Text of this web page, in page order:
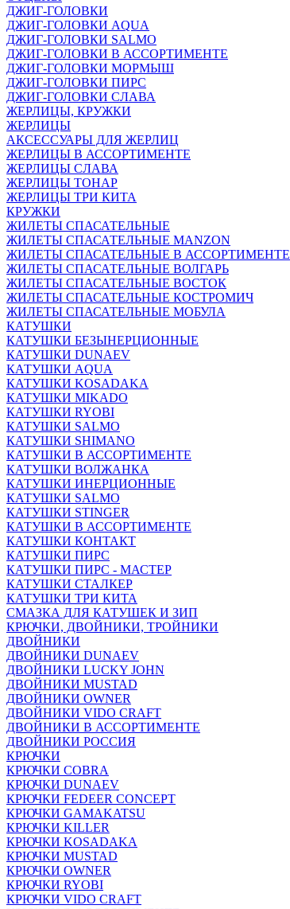
ДЖИГ-ГОЛОВКИ
ДЖИГ-ГОЛОВКИ AQUA
ДЖИГ-ГОЛОВКИ SALMO
ДЖИГ-ГОЛОВКИ В АССОРТИМЕНТЕ
ДЖИГ-ГОЛОВКИ МОРМЫШ
ДЖИГ-ГОЛОВКИ ПИРС
ДЖИГ-ГОЛОВКИ СЛАВА
ЖЕРЛИЦЫ, КРУЖКИ
ЖЕРЛИЦЫ
АКСЕССУАРЫ ДЛЯ ЖЕРЛИЦ
ЖЕРЛИЦЫ В АССОРТИМЕНТЕ
ЖЕРЛИЦЫ СЛАВА
ЖЕРЛИЦЫ ТОНАР
ЖЕРЛИЦЫ ТРИ КИТА
КРУЖКИ
ЖИЛЕТЫ СПАСАТЕЛЬНЫЕ
ЖИЛЕТЫ СПАСАТЕЛЬНЫЕ MANZON
ЖИЛЕТЫ СПАСАТЕЛЬНЫЕ В АССОРТИМЕНТЕ
ЖИЛЕТЫ СПАСАТЕЛЬНЫЕ ВОЛГАРЬ
ЖИЛЕТЫ СПАСАТЕЛЬНЫЕ ВОСТОК
ЖИЛЕТЫ СПАСАТЕЛЬНЫЕ КОСТРОМИЧ
ЖИЛЕТЫ СПАСАТЕЛЬНЫЕ МОБУЛА
КАТУШКИ
КАТУШКИ БЕЗЫНЕРЦИОННЫЕ
КАТУШКИ DUNAEV
КАТУШКИ AQUA
КАТУШКИ KOSADAKA
КАТУШКИ MIKADO
КАТУШКИ RYOBI
КАТУШКИ SALMO
КАТУШКИ SHIMANO
КАТУШКИ В АССОРТИМЕНТЕ
КАТУШКИ ВОЛЖАНКА
КАТУШКИ ИНЕРЦИОННЫЕ
КАТУШКИ SALMO
КАТУШКИ STINGER
КАТУШКИ В АССОРТИМЕНТЕ
КАТУШКИ КОНТАКТ
КАТУШКИ ПИРС
КАТУШКИ ПИРС - МАСТЕР
КАТУШКИ СТАЛКЕР
КАТУШКИ ТРИ КИТА
СМАЗКА ДЛЯ КАТУШЕК И ЗИП
КРЮЧКИ, ДВОЙНИКИ, ТРОЙНИКИ
ДВОЙНИКИ
ДВОЙНИКИ DUNAEV
ДВОЙНИКИ LUCKY JOHN
ДВОЙНИКИ MUSTAD
ДВОЙНИКИ OWNER
ДВОЙНИКИ VIDO CRAFT
ДВОЙНИКИ В АССОРТИМЕНТЕ
ДВОЙНИКИ РОССИЯ
КРЮЧКИ
КРЮЧКИ COBRA
КРЮЧКИ DUNAEV
КРЮЧКИ FEDEER CONCEPT
КРЮЧКИ GAMAKATSU
КРЮЧКИ KILLER
КРЮЧКИ KOSADAKA
КРЮЧКИ MUSTAD
КРЮЧКИ OWNER
КРЮЧКИ RYOBI
КРЮЧКИ VIDO CRAFT